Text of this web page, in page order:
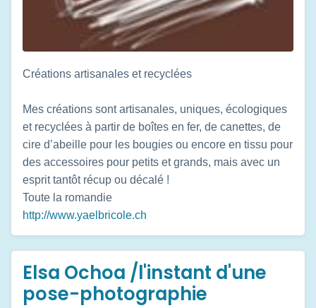
Créations artisanales et recyclées
Mes créations sont artisanales, uniques, écologiques
et recyclées à partir de boîtes en fer, de canettes, de
cire d’abeille pour les bougies ou encore en tissu pour
des accessoires pour petits et grands, mais avec un
esprit tantôt récup ou décalé !
Toute la romandie
http://www.yaelbricole.ch
Elsa Ochoa /l'instant d'une
pose-photographie